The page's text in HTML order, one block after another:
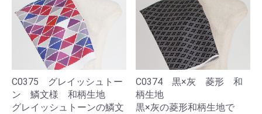
C0375 グレイッシュトー
ン 鱗文様 和柄生地
グレイッシュトーンの鱗文
C0374 黒×灰 菱形 和
柄生地
黒×灰の菱形和柄生地で